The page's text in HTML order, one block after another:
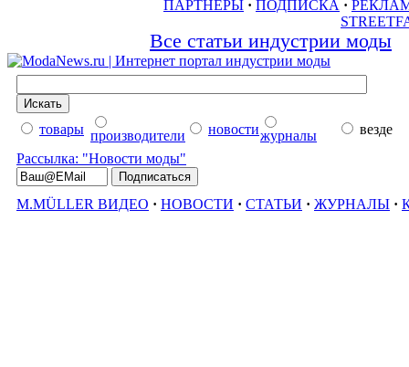
ПАРТНЕРЫ · ПОДПИСКА ·
Все статьи индустрии моды
товары производители новостижурналы
везде
Рассылка: "Новости моды"
M.MÜLLER ВИДЕО · НОВОСТИ · СТАТЬИ · ЖУРНАЛЫ ·